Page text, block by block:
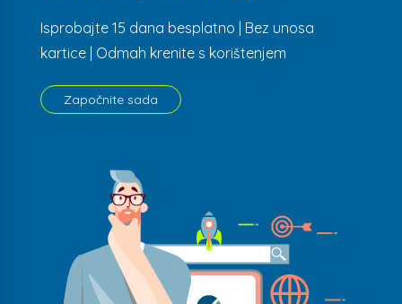
Isprobajte 15 dana besplatno | Bez unosa
kartice | Odmah krenite s korištenjem
Započnite sada